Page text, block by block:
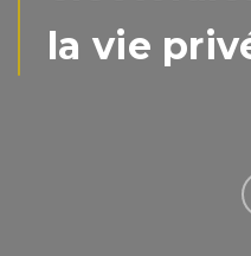
la vie